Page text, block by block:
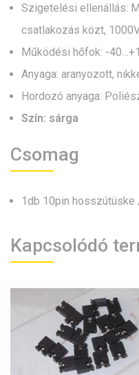
Szigetelési ellenállás:
csatlakozás közt,
Működési hőfok: -
Anyaga: aranyozott,
Hordozó anyaga:
Szín: sárga
Csomag
1db 10pin hosszútüske
Kapcsolódó